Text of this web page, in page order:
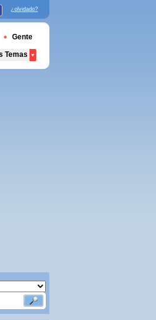
¿olvidado?
Gente
Temas